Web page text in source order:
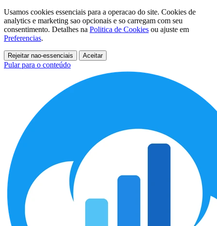
Usamos cookies essenciais para a operacao do site. Cookies de
analytics e marketing sao opcionais e so carregam com seu
consentimento. Detalhes na Politica de Cookies ou ajuste em
Preferencias.
Rejeitar nao-essenciais Aceitar
Pular para o conteúdo